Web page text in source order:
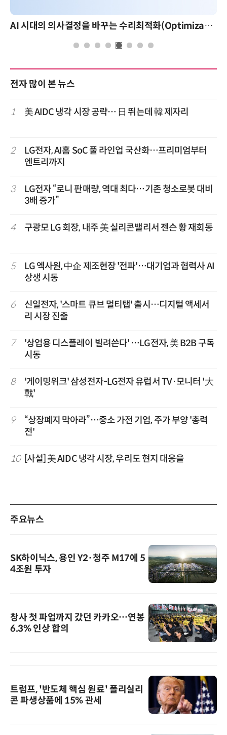
AI 시대의 의사결정을 바꾸는 수리최적화(Optimization): 실제 산업 적용 사례와 활용 전략
전자 많이 본 뉴스
1 美 AIDC 냉각 시장 공략… 日 뛰는데 韓 제자리
2
LG전자, AI홈 SoC 풀 라인업 국산화…프리미엄부터
엔트리까지
3
LG전자 “로니 판매량, 역대 최다…기존 청소로봇 대비
3배 증가”
4 구광모 LG 회장, 내주 美 실리콘밸리서 젠슨 황 재회동
5
LG 엑사원, 中企 제조현장 '전파'…대기업과 협력사 AI
상생 시동
6
신일전자, '스마트 큐브 멀티탭' 출시…디지털 액세서
리 시장 진출
7
'상업용 디스플레이 빌려쓴다' …LG전자, 美 B2B 구독
시동
8
'게이밍위크' 삼성전자-LG전자 유럽서 TV·모니터 '大
戰'
9
“상장폐지 막아라”…중소 가전 기업, 주가 부양 '총력
전'
10 [사설] 美 AIDC 냉각 시장, 우리도 현지 대응을
주요뉴스
SK하이닉스, 용인 Y2·청주 M17에 5
4조원 투자
창사 첫 파업까지 갔던 카카오…연봉
6.3% 인상 합의
트럼프, '반도체 핵심 원료' 폴리실리
콘 파생상품에 15% 관세